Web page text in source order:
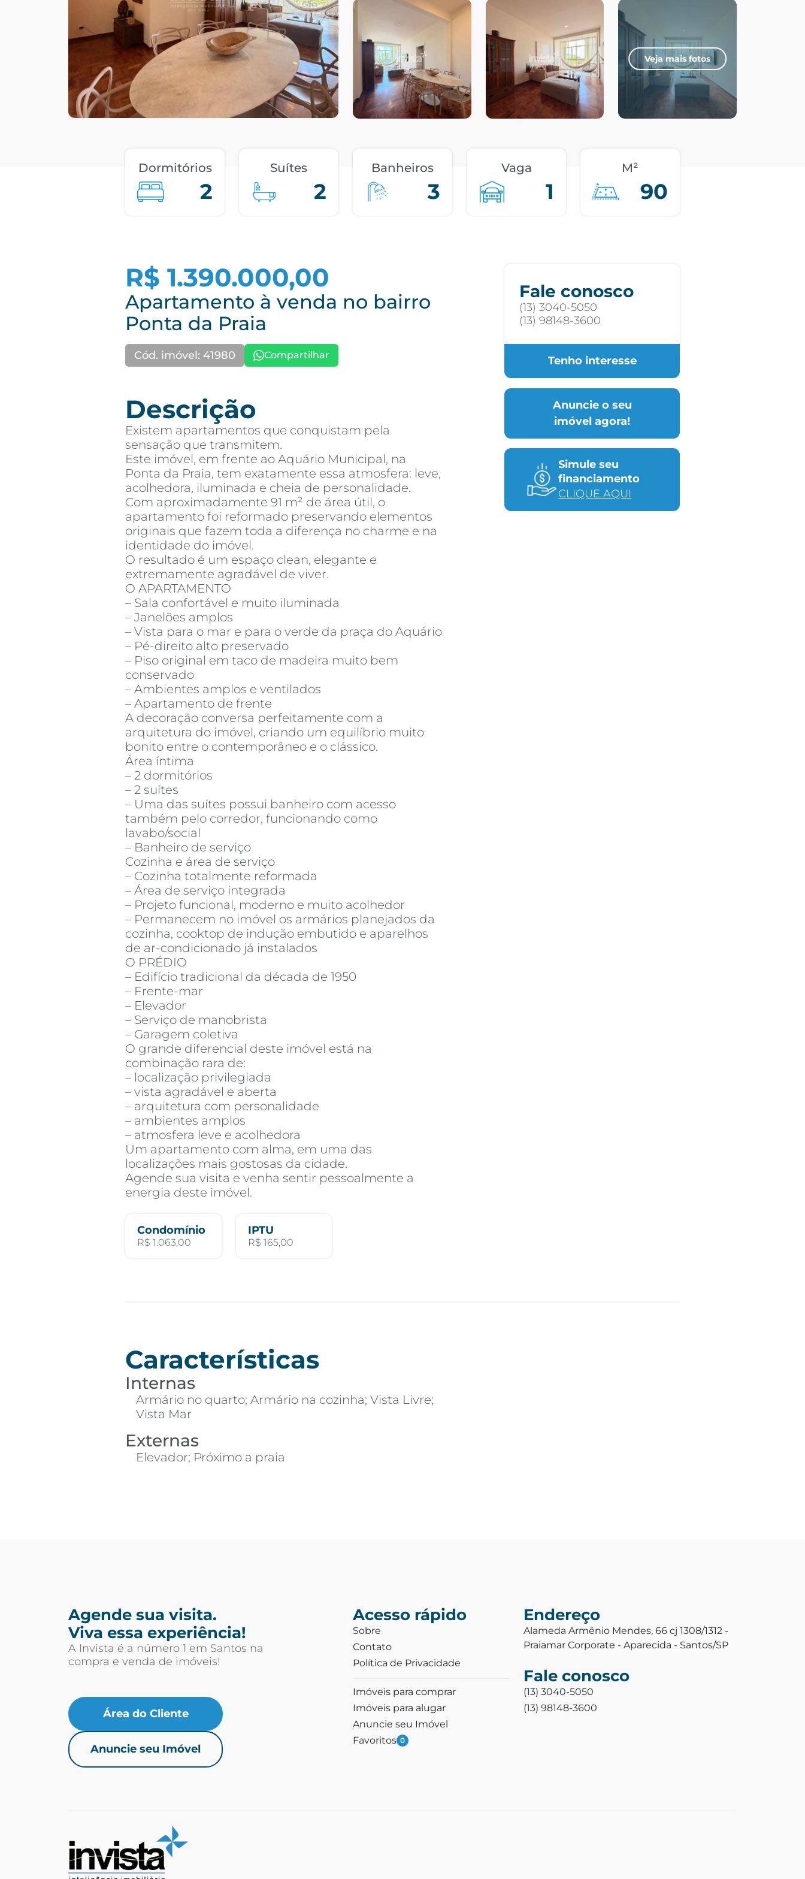
Veja mais fotos
Dormitórios
2
Suítes
2
Banheiros
3
Vaga
1
M²
90
R$ 1.390.000,00
Apartamento à venda no bairro
Ponta da Praia
Cód. imóvel: 41980 Compartilhar
Descrição
Existem apartamentos que conquistam pela
sensação que transmitem.
Este imóvel, em frente ao Aquário Municipal, na
Ponta da Praia, tem exatamente essa atmosfera: leve,
acolhedora, iluminada e cheia de personalidade.
Com aproximadamente 91 m² de área útil, o
apartamento foi reformado preservando elementos
originais que fazem toda a diferença no charme e na
identidade do imóvel.
O resultado é um espaço clean, elegante e
extremamente agradável de viver.
O APARTAMENTO
– Sala confortável e muito iluminada
– Janelões amplos
– Vista para o mar e para o verde da praça do Aquário
– Pé-direito alto preservado
– Piso original em taco de madeira muito bem
conservado
– Ambientes amplos e ventilados
– Apartamento de frente
A decoração conversa perfeitamente com a
arquitetura do imóvel, criando um equilíbrio muito
bonito entre o contemporâneo e o clássico.
Área íntima
– 2 dormitórios
– 2 suítes
– Uma das suítes possui banheiro com acesso
também pelo corredor, funcionando como
lavabo/social
– Banheiro de serviço
Cozinha e área de serviço
– Cozinha totalmente reformada
– Área de serviço integrada
– Projeto funcional, moderno e muito acolhedor
– Permanecem no imóvel os armários planejados da
cozinha, cooktop de indução embutido e aparelhos
de ar-condicionado já instalados
O PRÉDIO
– Edifício tradicional da década de 1950
– Frente-mar
– Elevador
– Serviço de manobrista
– Garagem coletiva
O grande diferencial deste imóvel está na
combinação rara de:
– localização privilegiada
– vista agradável e aberta
– arquitetura com personalidade
– ambientes amplos
– atmosfera leve e acolhedora
Um apartamento com alma, em uma das
localizações mais gostosas da cidade.
Agende sua visita e venha sentir pessoalmente a
energia deste imóvel.
Condomínio
R$ 1.063,00
IPTU
R$ 165,00
Fale conosco
(13) 3040-5050
(13) 98148-3600
Tenho interesse
Anuncie o seu
imóvel agora!
Simule seu
financiamento
CLIQUE AQUI
Características
Internas
Armário no quarto; Armário na cozinha; Vista Livre;
Vista Mar
Externas
Elevador; Próximo a praia
Agende sua visita.
Viva essa experiência!
A Invista é a número 1 em Santos na
compra e venda de imóveis!
Área do Cliente
Anuncie seu Imóvel
Acesso rápido
Sobre
Contato
Política de Privacidade
Imóveis para comprar
Imóveis para alugar
Anuncie seu Imóvel
Favoritos 0
Endereço
Alameda Armênio Mendes, 66 cj 1308/1312 -
Praiamar Corporate - Aparecida - Santos/SP
Fale conosco
(13) 3040-5050
(13) 98148-3600